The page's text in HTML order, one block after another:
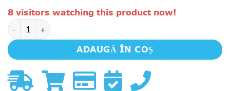
8 visitors watching this product now!
Cantitate Grand'Italia Sos cu tomate si usturoi pentru
ADAUGĂ ÎN COȘ
Alternative: